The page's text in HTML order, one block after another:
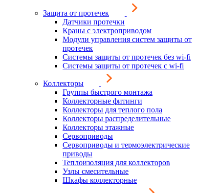
Защита от протечек
Датчики протечки
Краны с электроприводом
Модули управления систем защиты от
протечек
Системы защиты от протечек без wi-fi
Системы защиты от протечек с wi-fi
Коллекторы
Группы быстрого монтажа
Коллекторные фитинги
Коллекторы для теплого пола
Коллекторы распределительные
Коллекторы этажные
Сервоприводы
Сервоприводы и термоэлектрические
приводы
Теплоизоляция для коллекторов
Узлы смесительные
Шкафы коллекторные